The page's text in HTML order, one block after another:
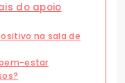
do apoio
na sala de
estar